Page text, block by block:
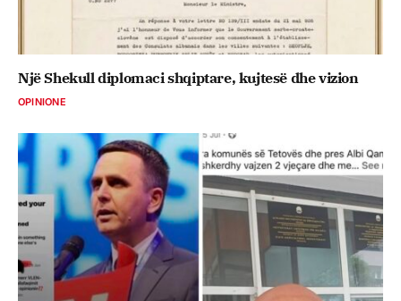
Një Shekull diplomaci shqiptare, kujtesë dhe vizion
OPINIONE